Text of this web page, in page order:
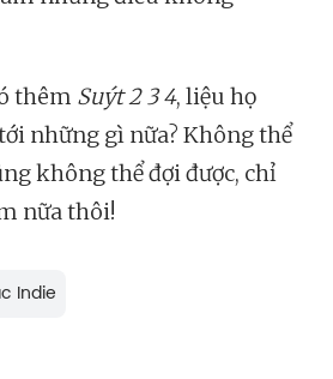
thêm Suýt 2 3 4, liệu họ
những gì nữa? Không thể
không thể đợi được, chỉ
nữa thôi!
Indie